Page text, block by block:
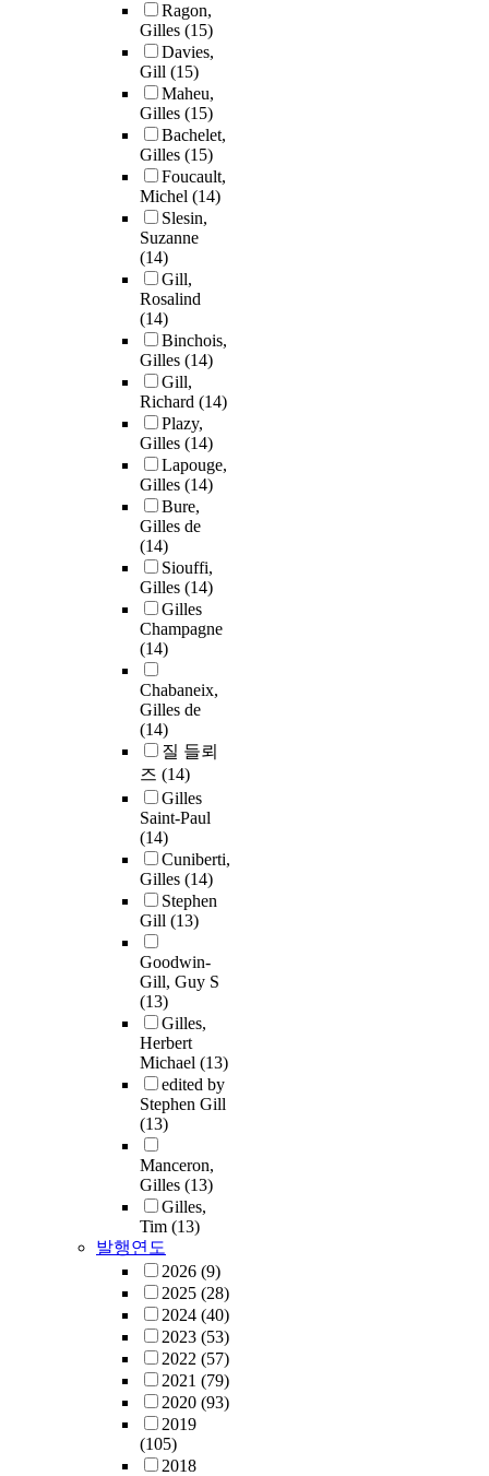
Ragon,
Gilles (15)
Davies,
Gill (15)
Maheu,
Gilles (15)
Bachelet,
Gilles (15)
Foucault,
Michel (14)
Slesin,
Suzanne
(14)
Gill,
Rosalind
(14)
Binchois,
Gilles (14)
Gill,
Richard (14)
Plazy,
Gilles (14)
Lapouge,
Gilles (14)
Bure,
Gilles de
(14)
Siouffi,
Gilles (14)
Gilles
Champagne
(14)
Chabaneix,
Gilles de
(14)
질 들뢰
즈 (14)
Gilles
Saint-Paul
(14)
Cuniberti,
Gilles (14)
Stephen
Gill (13)
Goodwin-
Gill, Guy S
(13)
Gilles,
Herbert
Michael (13)
edited by
Stephen Gill
(13)
Manceron,
Gilles (13)
Gilles,
Tim (13)
발행연도
2026 (9)
2025 (28)
2024 (40)
2023 (53)
2022 (57)
2021 (79)
2020 (93)
2019
(105)
2018